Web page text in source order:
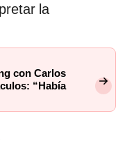
la
con Carlos
“Había